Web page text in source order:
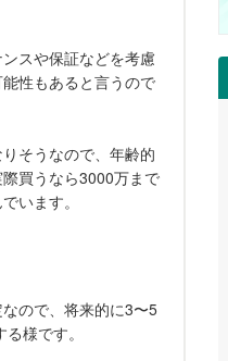
スや保証などを考慮
性もあると言うので
そうなので、年齢的
買うなら3000万まで
います。
ので、将来的に3〜5
様です。